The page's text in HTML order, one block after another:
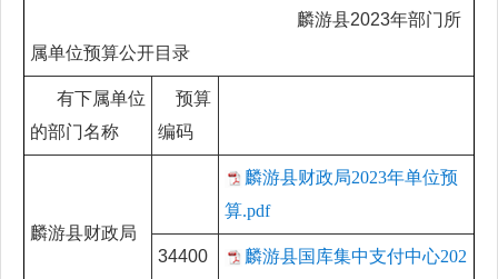
麟游县2023年部门所
属单位预算公开目录
有下属单位
的部门名称
预算
编码
麟游县财政局
麟游县财政局2023年单位预
算.pdf
34400
麟游县国库集中支付中心202